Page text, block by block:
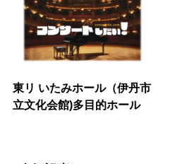
東リ いたみホール（伊丹市
立文化会館)多目的ホール